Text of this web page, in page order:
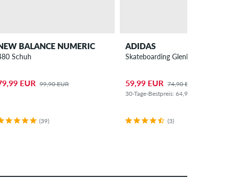
BALANCE NUMERIC
Schuh
EUR 99,90 EUR
(39)
ADIDAS
Skateboarding Glenburn Schuh
59,99 EUR 74,90 EUR
30-Tage-Bestpreis: 64,99 EUR (-8%)
(3)